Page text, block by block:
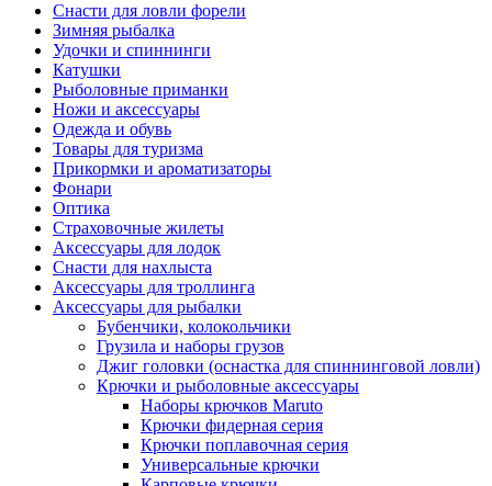
Снасти для ловли форели
Зимняя рыбалка
Удочки и спиннинги
Катушки
Рыболовные приманки
Ножи и аксессуары
Одежда и обувь
Товары для туризма
Прикормки и ароматизаторы
Фонари
Оптика
Страховочные жилеты
Аксессуары для лодок
Снасти для нахлыста
Аксессуары для троллинга
Аксессуары для рыбалки
Бубенчики, колокольчики
Грузила и наборы грузов
Джиг головки (оснастка для спиннинговой ловли)
Крючки и рыболовные аксессуары
Наборы крючков Maruto
Крючки фидерная серия
Крючки поплавочная серия
Универсальные крючки